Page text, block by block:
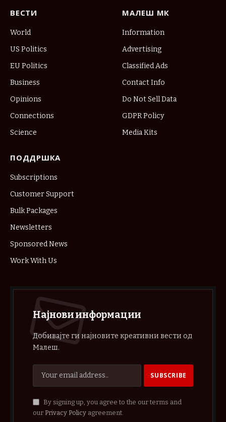
ВЕСТИ
World
US Politics
EU Politics
Business
Opinions
Connections
Science
МАЛЕШ МК
Information
Advertising
Classified Ads
Contact Info
Do Not Sell Data
GDPR Policy
Media Kits
ПОДДРШКА
Subscriptions
Customer Support
Bulk Packages
Newsletters
Sponsored News
Work With Us
Најнови информации
Добивајте ги најновите креативни вести од
Малеш.
By signing up, you agree to the our terms and
our Privacy Policyagreement.